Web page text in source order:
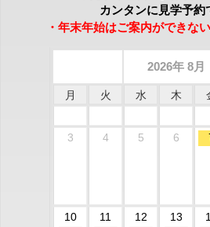
カンタンに見学予約
・年末年始はご案内ができな
2026年 8月
月 火 水 木
3
4 5 6
10 11 12 13